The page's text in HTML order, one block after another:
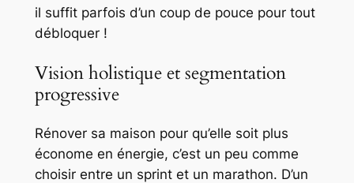
il suffit parfois d’un coup de pouce pour tout
débloquer !
Vision holistique et segmentation
progressive
Rénover sa maison pour qu’elle soit plus
économe en énergie, c’est un peu comme
choisir entre un sprint et un marathon. D’un